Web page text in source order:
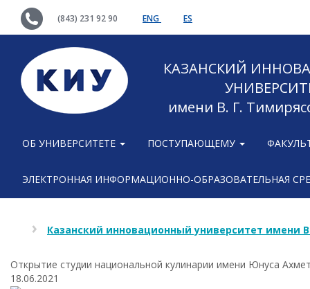
(843) 231 92 90 ENG ES
КАЗАНСКИЙ
имени В. Г.
ОБ УНИВЕРСИТЕТЕ ПОСТУПАЮЩЕМУ
ЭЛЕКТРОННАЯ ИНФОРМАЦИОННО-ОБРАЗОВАТЕЛЬНАЯ
Казанский инновационный университет имени
Открытие студии национальной кулинарии имени Юнуса
18.06.2021